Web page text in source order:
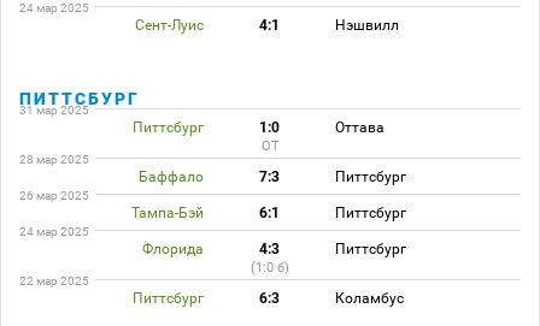
24 мар 2025
Сент-Луис 4:1 Нэшвилл
ПИТТСБУРГ
31 мар 2025
Питтсбург 1:0 Оттава
ОТ
28 мар 2025
Баффало 7:3 Питтсбург
26 мар 2025
Тампа-Бэй 6:1 Питтсбург
24 мар 2025
Флорида 4:3 Питтсбург
(1:0 б)
22 мар 2025
Питтсбург 6:3 Коламбус